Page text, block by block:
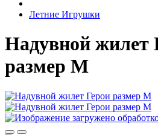
Летние Игрушки
Надувной жилет
размер M